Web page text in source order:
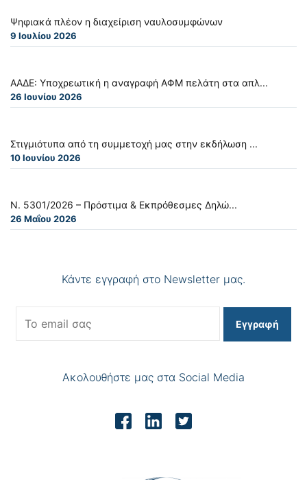
Ψηφιακά πλέον η διαχείριση ναυλοσυμφώνων
9 Ιουλίου 2026
ΑΑΔΕ: Υποχρεωτική η αναγραφή ΑΦΜ πελάτη στα απλ...
26 Ιουνίου 2026
Στιγμιότυπα από τη συμμετοχή μας στην εκδήλωση ...
10 Ιουνίου 2026
Ν. 5301/2026 – Πρόστιμα & Εκπρόθεσμες Δηλώ...
26 Μαΐου 2026
Κάντε εγγραφή στο Newsletter μας.
Εγγραφή
Ακολουθήστε μας στα Social Media